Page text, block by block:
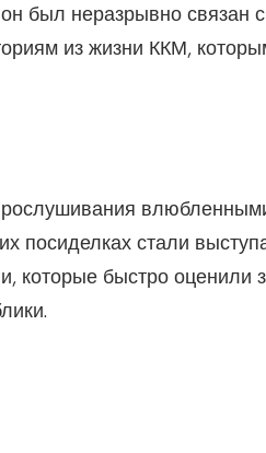
был неразрывно
из жизни ККМ,
посиделках стали
которые быстро оценили